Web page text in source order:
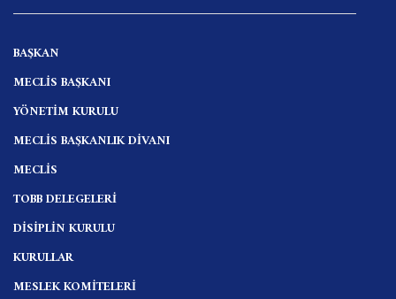
BAŞKAN
MECLİS BAŞKANI
YÖNETİM KURULU
MECLİS BAŞKANLIK DİVANI
MECLİS
TOBB DELEGELERİ
DİSİPLİN KURULU
KURULLAR
MESLEK KOMİTELERİ